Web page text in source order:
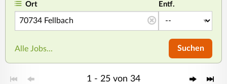
Ort Entf.
Alle Jobs... Suchen
1 - 25 von 34